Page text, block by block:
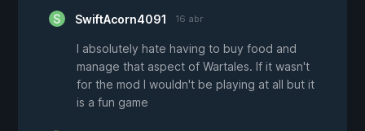
SwiftAcorn4091 16 abr
I absolutely hate having to buy food and
manage that aspect of Wartales. If it wasn't
for the mod I wouldn't be playing at all but it
is a fun game